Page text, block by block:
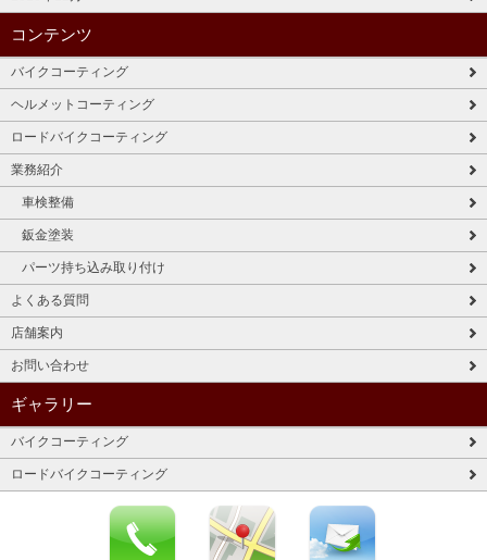
コンテンツ
バイクコーティング
ヘルメットコーティング
ロードバイクコーティング
業務紹介
車検整備
鈑金塗装
パーツ持ち込み取り付け
よくある質問
店舗案内
お問い合わせ
ギャラリー
バイクコーティング
ロードバイクコーティング